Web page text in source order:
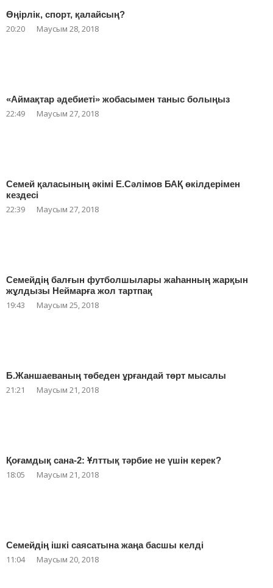
Өңірлік, спорт, қалайсың?
20:20 Маусым 28, 2018
«Аймақтар әдебиеті» жобасымен таныс болыңыз
22:49 Маусым 27, 2018
Семей қаласының әкімі Е.Сәлімов БАҚ өкілдерімен
кездесі
22:39 Маусым 27, 2018
Семейдің балғын футболшылары жаһанның жарқын
жұлдызы Неймарға жол тартпақ
19:43 Маусым 25, 2018
Б.Жаншаеваның төбеден ұрғандай төрт мысалы
21:21 Маусым 21, 2018
Қоғамдық сана-2: Ұлттық тәрбие не үшін керек?
18:05 Маусым 21, 2018
Семейдің ішкі саясатына жаңа басшы келді
11:04 Маусым 20, 2018